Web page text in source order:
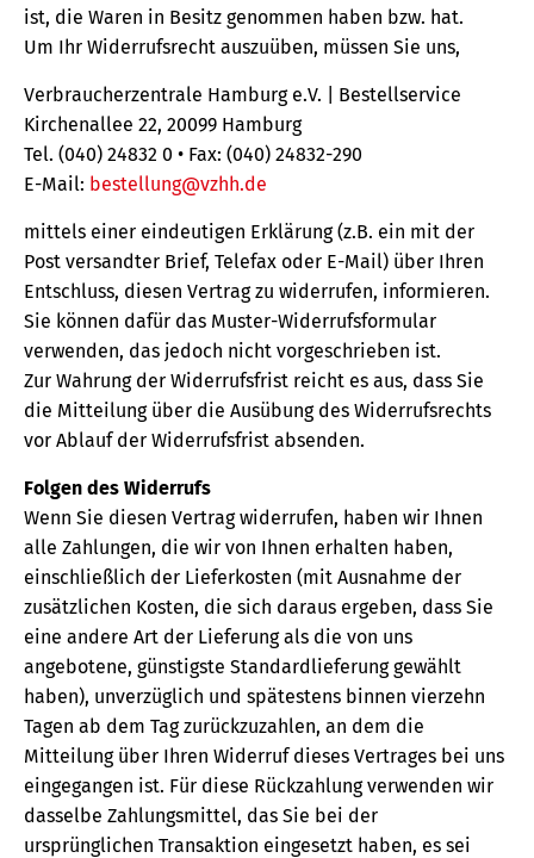
ist, die Waren in Besitz genommen haben bzw. hat.
Um Ihr Widerrufsrecht auszuüben, müssen Sie uns,
Verbraucherzentrale Hamburg e.V. | Bestellservice
Kirchenallee 22, 20099 Hamburg
Tel. (040) 24832 0 • Fax: (040) 24832-290
E-Mail: bestellung@vzhh.de
mittels einer eindeutigen Erklärung (z.B. ein mit der
Post versandter Brief, Telefax oder E-Mail) über Ihren
Entschluss, diesen Vertrag zu widerrufen, informieren.
Sie können dafür das Muster-Widerrufsformular
verwenden, das jedoch nicht vorgeschrieben ist.
Zur Wahrung der Widerrufsfrist reicht es aus, dass Sie
die Mitteilung über die Ausübung des Widerrufsrechts
vor Ablauf der Widerrufsfrist absenden.
Folgen des Widerrufs
Wenn Sie diesen Vertrag widerrufen, haben wir Ihnen
alle Zahlungen, die wir von Ihnen erhalten haben,
einschließlich der Lieferkosten (mit Ausnahme der
zusätzlichen Kosten, die sich daraus ergeben, dass Sie
eine andere Art der Lieferung als die von uns
angebotene, günstigste Standardlieferung gewählt
haben), unverzüglich und spätestens binnen vierzehn
Tagen ab dem Tag zurückzuzahlen, an dem die
Mitteilung über Ihren Widerruf dieses Vertrages bei uns
eingegangen ist. Für diese Rückzahlung verwenden wir
dasselbe Zahlungsmittel, das Sie bei der
ursprünglichen Transaktion eingesetzt haben, es sei